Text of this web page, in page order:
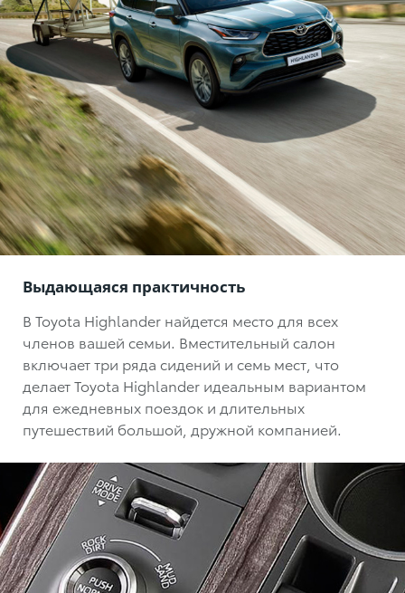
Выдающаяся практичность
В Toyota Highlander найдется место для всех
членов вашей семьи. Вместительный салон
включает три ряда сидений и семь мест, что
делает Toyota Highlander идеальным вариантом
для ежедневных поездок и длительных
путешествий большой, дружной компанией.